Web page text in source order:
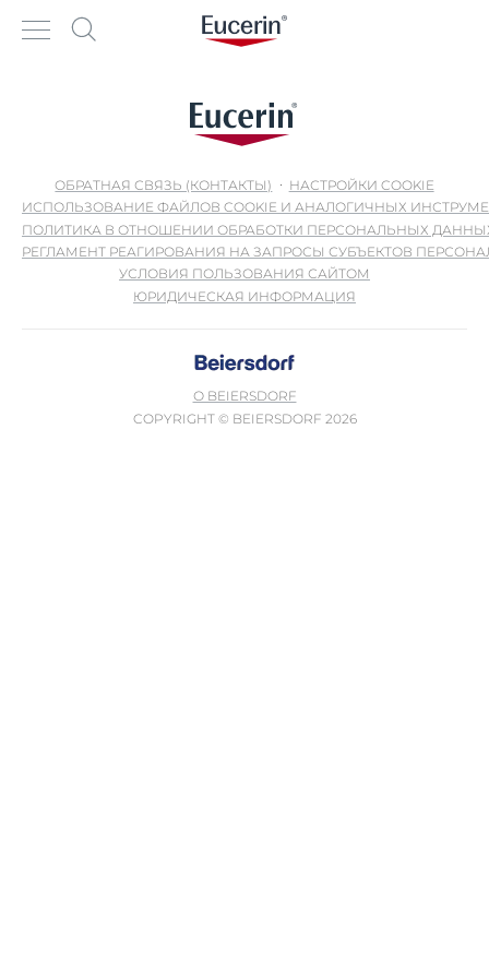
ОБРАТНАЯ СВЯЗЬ (КОНТАКТЫ)
НАСТРОЙКИ COOKIE
ИСПОЛЬЗОВАНИЕ ФАЙЛОВ COOKIE И АНАЛОГИЧНЫХ
ПОЛИТИКА В ОТНОШЕНИИ ОБРАБОТКИ ПЕРСОНАЛЬНЫХ
РЕГЛАМЕНТ РЕАГИРОВАНИЯ НА ЗАПРОСЫ СУБЪЕКТОВ
УСЛОВИЯ ПОЛЬЗОВАНИЯ САЙТОМ
ЮРИДИЧЕСКАЯ ИНФОРМАЦИЯ
О BEIERSDORF
COPYRIGHT © BEIERSDORF 2026